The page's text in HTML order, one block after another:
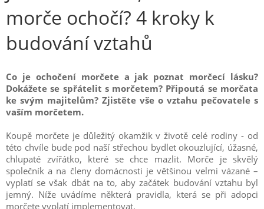
morče ochočí? 4 kroky k
budování vztahů
Co je ochočení morčete a jak poznat morčecí lásku?
Dokážete se spřátelit s morčetem? Připoutá se morčata
ke svým majitelům? Zjistěte vše o vztahu pečovatele s
vaším morčetem.
Koupě morčete je důležitý okamžik v životě celé rodiny - od
této chvíle bude pod naší střechou bydlet okouzlující, úžasné,
chlupaté zvířátko, které se chce mazlit. Morče je skvělý
společník a na členy domácnosti je většinou velmi vázané –
vyplatí se však dbát na to, aby začátek budování vztahu byl
jemný. Níže uvádíme některá pravidla, která se při adopci
morčete vyplatí implementovat.